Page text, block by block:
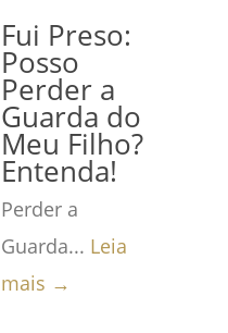
Fui Preso:
Posso
Perder a
Guarda do
Meu Filho?
Entenda!
Perder a
Guarda... Leia
mais →